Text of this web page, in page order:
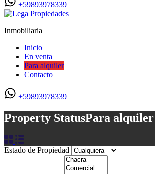
+59893978339
Inmobiliaria
Inicio
En venta
Para alquiler
Contacto
+59893978339
Property StatusPara alquiler
Estado de Propiedad